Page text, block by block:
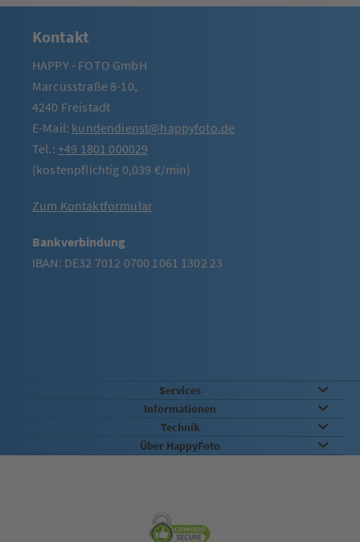
Kontakt
HAPPY - FOTO GmbH
Marcusstraße 8-10,
4240 Freistadt
E-Mail: kundendienst@happyfoto.de
Tel.: +49 1801 000029
(kostenpflichtig 0,039 €/min)
Zum Kontaktformular
Bankverbindung
IBAN: DE32 7012 0700 1061 1302 23
Services
Informationen
Technik
Über HappyFoto